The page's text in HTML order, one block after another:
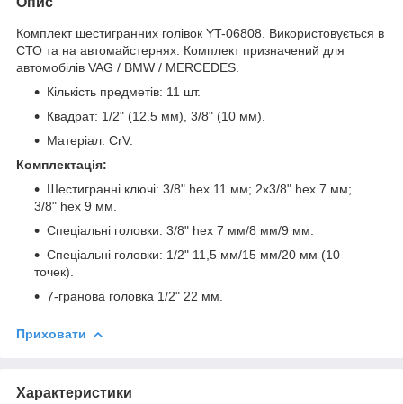
Комплект шестигранних голівок YT-06808. Використовується в
СТО та на автомайстернях. Комплект призначений для
автомобілів VAG / BMW / MERCEDES.
Кількість предметів: 11 шт.
Квадрат: 1/2" (12.5 мм), 3/8" (10 мм).
Матеріал: CrV.
Комплектація:
Шестигранні ключі: 3/8" hex 11 мм; 2х3/8" hex 7 мм;
3/8" hex 9 мм.
Спеціальні головки: 3/8" hex 7 мм/8 мм/9 мм.
Спеціальні головки: 1/2" 11,5 мм/15 мм/20 мм (10
точек).
7-гранова головка 1/2" 22 мм.
Приховати
Характеристики